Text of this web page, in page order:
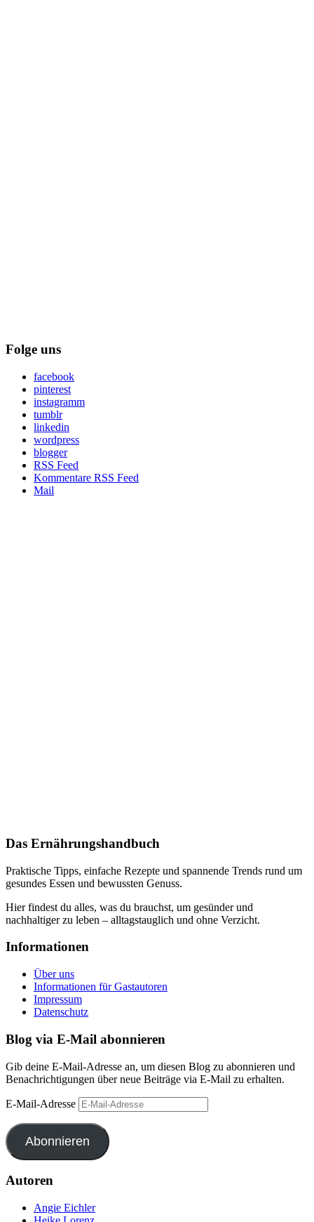
Folge uns
facebook
pinterest
instagramm
tumblr
linkedin
wordpress
blogger
RSS Feed
Kommentare RSS Feed
Mail
Das Ernährungshandbuch
Praktische Tipps, einfache Rezepte und spannende Trends rund um
gesundes Essen und bewussten Genuss.
Hier findest du alles, was du brauchst, um gesünder und
nachhaltiger zu leben – alltagstauglich und ohne Verzicht.
Informationen
Über uns
Informationen für Gastautoren
Impressum
Datenschutz
Blog via E-Mail abonnieren
Gib deine E-Mail-Adresse an, um diesen Blog zu abonnieren und
Benachrichtigungen über neue Beiträge via E-Mail zu erhalten.
E-Mail-Adresse
Abonnieren
Autoren
Angie Eichler